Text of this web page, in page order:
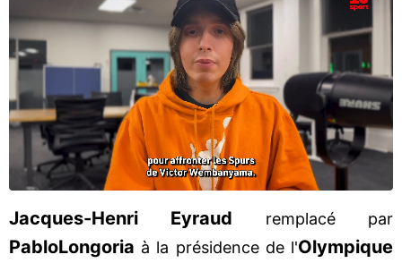
Jacques-Henri Eyraud remplacé par
PabloLongoria à la présidence de l'Olympique